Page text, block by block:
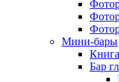
Мини-бары
Бар